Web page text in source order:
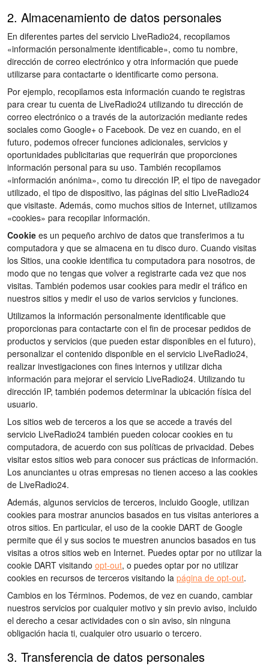
2. Almacenamiento de datos personales
En diferentes partes del servicio LiveRadio24, recopilamos
«información personalmente identificable», como tu nombre,
dirección de correo electrónico y otra información que puede
utilizarse para contactarte o identificarte como persona.
Por ejemplo, recopilamos esta información cuando te registras
para crear tu cuenta de LiveRadio24 utilizando tu dirección de
correo electrónico o a través de la autorización mediante redes
sociales como Google+ o Facebook. De vez en cuando, en el
futuro, podemos ofrecer funciones adicionales, servicios y
oportunidades publicitarias que requerirán que proporciones
información personal para su uso. También recopilamos
«información anónima», como tu dirección IP, el tipo de navegador
utilizado, el tipo de dispositivo, las páginas del sitio LiveRadio24
que visitaste. Además, como muchos sitios de Internet, utilizamos
«cookies» para recopilar información.
Cookie es un pequeño archivo de datos que transferimos a tu
computadora y que se almacena en tu disco duro. Cuando visitas
los Sitios, una cookie identifica tu computadora para nosotros, de
modo que no tengas que volver a registrarte cada vez que nos
visitas. También podemos usar cookies para medir el tráfico en
nuestros sitios y medir el uso de varios servicios y funciones.
Utilizamos la información personalmente identificable que
proporcionas para contactarte con el fin de procesar pedidos de
productos y servicios (que pueden estar disponibles en el futuro),
personalizar el contenido disponible en el servicio LiveRadio24,
realizar investigaciones con fines internos y utilizar dicha
información para mejorar el servicio LiveRadio24. Utilizando tu
dirección IP, también podemos determinar la ubicación física del
usuario.
Los sitios web de terceros a los que se accede a través del
servicio LiveRadio24 también pueden colocar cookies en tu
computadora, de acuerdo con sus políticas de privacidad. Debes
visitar estos sitios web para conocer sus prácticas de información.
Los anunciantes u otras empresas no tienen acceso a las cookies
de LiveRadio24.
Además, algunos servicios de terceros, incluido Google, utilizan
cookies para mostrar anuncios basados en tus visitas anteriores a
otros sitios. En particular, el uso de la cookie DART de Google
permite que él y sus socios te muestren anuncios basados en tus
visitas a otros sitios web en Internet. Puedes optar por no utilizar la
cookie DART visitando opt-out, o puedes optar por no utilizar
cookies en recursos de terceros visitando la página de opt-out.
Cambios en los Términos. Podemos, de vez en cuando, cambiar
nuestros servicios por cualquier motivo y sin previo aviso, incluido
el derecho a cesar actividades con o sin aviso, sin ninguna
obligación hacia ti, cualquier otro usuario o tercero.
3. Transferencia de datos personales